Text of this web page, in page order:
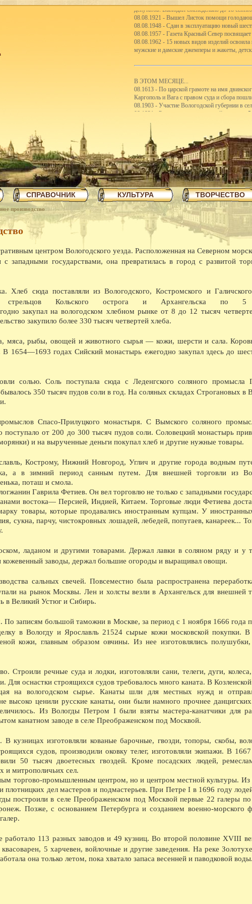
депутатов. Выходил еженедельно до 18
08.08.1921 - Вышел Листок помощи
08.08.1948 - Сдан в эксплуатацию новый
08.08.1957 - Газета Красный Север посвящает
08.08.1962 - 15 новых видов изделий освоила
мужские и дамские джемперы и жакеты,
В ЭТОМ МЕСЯЦЕ...
08.1613 - По царской грамоте на имя
Каргополь и Вага с правом суда и сбора
08.1903 - Участие Вологодской губернии в
08.1921 - Реорганизация школьной системы.
школ II ступени.
08.1923 - Вологодским губсоюзом
08.1926 - Сбор пожертвований семьям
08.1926 - Объявлен уездный конкурс на
08.1926 - Открытие полей ассенизации.
08.1935 - Инструментальный цех завода
отправляли в Ярославль.
08.1940 - В Чарозерский район выехала
первобытных людей.
08.1940 - По примеру ферганских
закончили строительство тракта Вологда-
08.1940 - Как сообщает газета Красный
пятиэтажный жилой дом на 57 квартир,
насосной станции.
08.1940 - На заводе Северный коммунар
марок лесовозов, и имеющего скорость 45
08.1941 - В ответ на наглое нападение
обеспечили выполнение и перевыполнение
явился ВПВРЗ, которому присуждено
08.1941 - На Вологодском железнодорожном
Весь заработок перечислен в фонд обороны.
08.1945 - На ВПВРЗ начался выпуск товаров
ширпотреба на швейной фабрике 1 на
08.1945 - Коллектив пристани Вологда занял
08.1955 - Археологические раскопки в
08.1960 - Бригаде кузнецов ВПВРЗ,
хоровое общество провели первый в стране
Владимирской, Ивановской, Ярославской,
08.1965 - Вступила в строй АТС.
08.1968 - Выставка в ДКЖ, посвященная 100-
08.1969 - Начало строительства у д.
08.1970 - В Вологде шли съемки кинофильма
08.1972 - На тепличном комбинате сдана
ДЕСЯТИЛЕТИЯ НАЗАД...
1366 - По указу великого князя Дмитрия
1436 - Поход князя Василия Косого из
(Ростовская земля).
Ламский окончательно вошли в состав
1486 - Великий князь Иоанн III по взятии
его семейства в Вологду под стражу.
1656 - Спасо-Прилуцкий монастырь со всех
имеющей до 891 м в окружности, с четырьмя
меньшего размера. Все башни были покрыты
неприятеля.
1766 - Первая попытка разведения
1766 - Родился С.К.Суханов, известный
колонны у здания Биржи, колонны
Пожарскому и т.д.
1776 - Родился М.Я.Мудров, выдающийся
профессор Московского университета. Умер в
1786 - Открыто главное народное училище с
1796 - Родился А.А.Альфонский. доктор
1826 - Умер А.Ф.Фортунатов, автор работы О
Вологодского уезда.
1846 - Через р.Золотуху построен
написана книга Положение рабочего класса
1886 - Родился В.К. Панов, старейший
1916 - В Вологодской епархии
В ЭТОТ ДЕНЬ...
08.08.1921 - Вышел первый номер газеты
08.08.1948 - Сдан в эксплуатацию новый
08.08.1957 - Газета Красный Север
08.08.1962 - 15 новых видов изделий освоила
мужские и дамские джемперы и жакеты,
СПРАВОЧНИК КУЛЬТУРА ТВОРЧЕСТВО
производство
центром Вологодского уезда. Расположенная на Северном
государствами, она превратилась в город с развитой
сюда поставляли из Вологодского, Костромского и
стрельцов Кольского острога и Архангельска по 5
закупал на вологодском хлебном рынке от 8 до 12 тысяч
закупило более 330 тысяч четвертей хлеба.
мяса, рыбы, овощей и животного сырья — кожи, шерсти и сала.
1654—1693 годах Сийский монастырь ежегодно закупал здесь до
солью. Соль поступала сюда с Леденгского соляного промысла
350 тысяч пудов соли в год. На соляных складах Строгановых в
Спасо-Прилуцкого монастыря. С Вымского соляного
поступало от 200 до 300 тысяч пудов соли. Соловецкий монастырь
и на вырученные деньги покупал хлеб и другие нужные товары.
Кострому, Нижний Новгород, Углич и другие города водным
а в зимний период санным путем. Для внешней торговли из
поташ и смола.
Гаврила Фетиев. Он вел торговлю не только с западными
востока— Персией, Индией, Китаем. Торговые люди Фетиева
товары, которые продавались иностранным купцам. У
сукна, парчу, чистокровных лошадей, лебедей, попугаев, канареек...
ладаном и другими товарами. Держал лавки в соляном ряду и у
заводы, держал большие огороды и выращивал овощи.
сальных свечей. Повсеместно была распространена
на рынок Москвы. Лен и холсты везли в Архангельск для внешней
в Великий Устюг и Сибирь.
По записям большой таможни в Москве, за период с 1 ноября 1666 года
в Вологду и Ярославль 21524 сырые кожи московской покупки. В
кожи, главным образом овчины. Из нее изготовлялись
Строили речные суда и лодки, изготовляли сани, телеги, дуги,
оснастки строящихся судов требовалось много каната. В
на вологодском сырье. Канаты шли для местных нужд и
высоко ценили русские канаты, они были намного прочнее
Из Вологды Петром I были взяты мастера-канатчики для
канатном заводе в селе Преображенском под Москвой.
В кузницах изготовляли кованые барочные, гвозди, топоры, скобы,
судов, производили оковку телег, изготовляли экипажи. В
50 тысяч двоетесных гвоздей. Кроме посадских людей,
и митрополичьих сел.
торгово-промышленным центром, но и центром местной культуры. Из
дел мастеров и подмастерьев. При Петре I в 1696 году
построили в селе Преображенском под Москвой первые 22 галеры по
Позже, с основанием Петербурга и созданием военно-морского
113 разных заводов и 49 кузниц. Во второй половине XVIII
5 харчевен, войлочные и другие заведения. На реке
она только летом, пока хватало запаса весенней и паводковой воды.